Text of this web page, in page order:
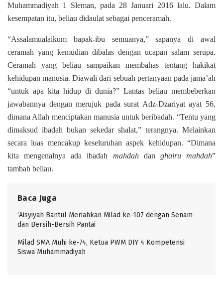
Muhammadiyah 1 Sleman, pada 28 Januari 2016 lalu. Dalam
kesempatan itu, beliau didaulat sebagai penceramah.
“Assalamualaikum bapak-ibu semuanya,” sapanya di awal
ceramah yang kemudian dibalas dengan ucapan salam serupa.
Ceramah yang beliau sampaikan membahas tentang hakikat
kehidupan manusia. Diawali dari sebuah pertanyaan pada jama’ah
“untuk apa kita hidup di dunia?” Lantas beliau membeberkan
jawabannya dengan merujuk pada surat Adz-Dzariyat ayat 56,
dimana Allah menciptakan manusia untuk beribadah. “Tentu yang
dimaksud ibadah bukan sekedar shalat,” terangnya. Melainkan
secara luas mencakup keseluruhan aspek kehidupan. “Dimana
kita mengenalnya ada ibadah mahdah dan ghairu mahdah”
tambah beliau.
Baca Juga
‘Aisyiyah Bantul Meriahkan Milad ke-107 dengan Senam
dan Bersih-Bersih Pantai
Milad SMA Muhi ke-74, Ketua PWM DIY 4 Kompetensi
Siswa Muhammadiyah